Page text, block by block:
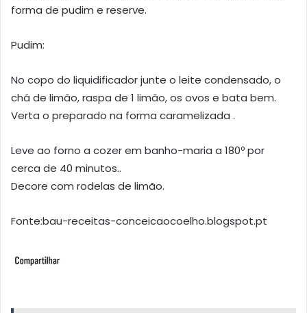
forma de pudim e reserve.
Pudim:
No copo do liquidificador junte o leite condensado, o
chá de limão, raspa de 1 limão, os ovos e bata bem.
Verta o preparado na forma caramelizada .
Leve ao forno a cozer em banho-maria a 180º por
cerca de 40 minutos..
Decore com rodelas de limão.
Fonte:bau-receitas-conceicaocoelho.blogspot.pt